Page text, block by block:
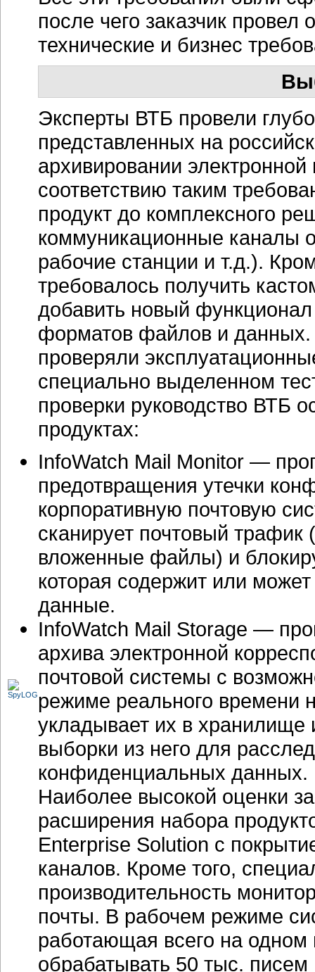
после чего заказчик провел
технические и бизнес
Эксперты ВТБ провели
представленных на
архивировании
соответствию таким
продукт до комплексного
коммуникационные каналы
рабочие станции и т.д.).
требовалось получить
добавить новый
форматов файлов и данных.
проверяли
специально выделенном
проверки руководство ВТБ
продуктах:
InfoWatch Mail Monitor —
предотвращения утечки
корпоративную почтовую
сканирует почтовый
вложенные файлы) и
которая содержит или
данные.
InfoWatch Mail Storage —
архива электронной
почтовой системы с
режиме реального времени
укладывает их в хранилище
выборки из него для
конфиденциальных данных.
Наиболее высокой оценки
расширения набора
Enterprise Solution с
каналов. Кроме того,
производительность
почты. В рабочем режиме
работающая всего на
обрабатывать 50 тыс.